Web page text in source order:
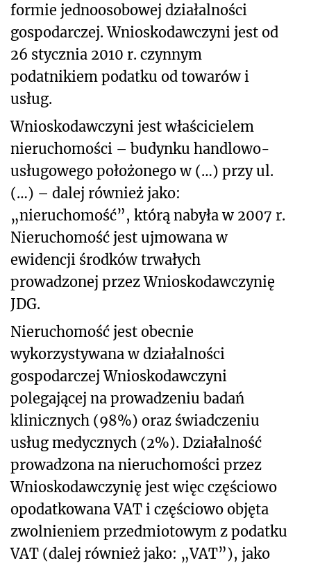
formie jednoosobowej działalności
gospodarczej. Wnioskodawczyni jest od
26 stycznia 2010 r. czynnym
podatnikiem podatku od towarów i
usług.
Wnioskodawczyni jest właścicielem
nieruchomości – budynku handlowo-
usługowego położonego w (…) przy ul.
(…) – dalej również jako:
„nieruchomość”, którą nabyła w 2007 r.
Nieruchomość jest ujmowana w
ewidencji środków trwałych
prowadzonej przez Wnioskodawczynię
JDG.
Nieruchomość jest obecnie
wykorzystywana w działalności
gospodarczej Wnioskodawczyni
polegającej na prowadzeniu badań
klinicznych (98%) oraz świadczeniu
usług medycznych (2%). Działalność
prowadzona na nieruchomości przez
Wnioskodawczynię jest więc częściowo
opodatkowana VAT i częściowo objęta
zwolnieniem przedmiotowym z podatku
VAT (dalej również jako: „VAT”), jako